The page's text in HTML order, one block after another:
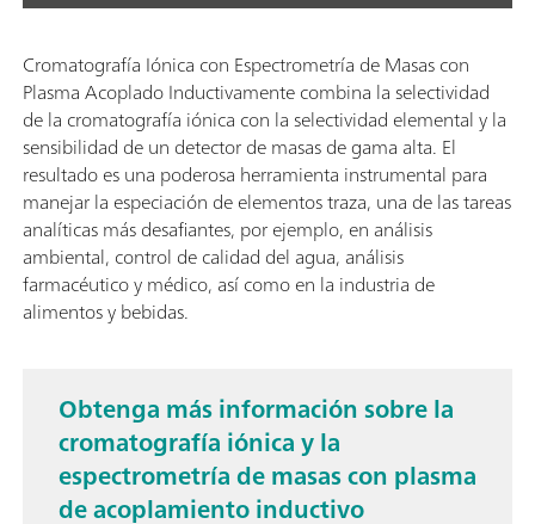
Cromatografía Iónica con Espectrometría de Masas con
Plasma Acoplado Inductivamente combina la selectividad
de la cromatografía iónica con la selectividad elemental y la
sensibilidad de un detector de masas de gama alta. El
resultado es una poderosa herramienta instrumental para
manejar la especiación de elementos traza, una de las tareas
analíticas más desafiantes, por ejemplo, en análisis
ambiental, control de calidad del agua, análisis
farmacéutico y médico, así como en la industria de
alimentos y bebidas.
Obtenga más información sobre la
cromatografía iónica y la
espectrometría de masas con plasma
de acoplamiento inductivo